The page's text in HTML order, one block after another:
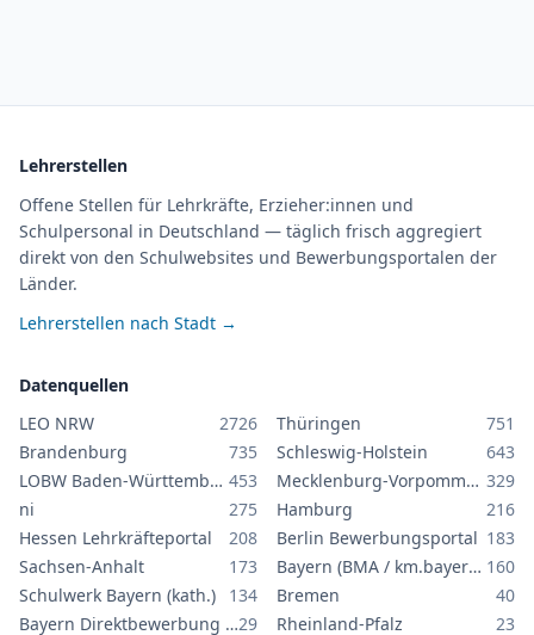
Lehrerstellen
Offene Stellen für Lehrkräfte, Erzieher:innen und
Schulpersonal in Deutschland — täglich frisch aggregiert
direkt von den Schulwebsites und Bewerbungsportalen der
Länder.
Lehrerstellen nach Stadt →
Datenquellen
LEO NRW
2726 Thüringen
751
Brandenburg
735 Schleswig-Holstein
643
LOBW Baden-Württemberg 453 Mecklenburg-Vorpommern 329
ni
275 Hamburg
216
Hessen Lehrkräfteportal
208 Berlin Bewerbungsportal 183
Sachsen-Anhalt
173 Bayern (BMA / km.bayern.de) 160
Schulwerk Bayern (kath.)
134 Bremen
40
Bayern Direktbewerbung GS/MS29 Rheinland-Pfalz 23